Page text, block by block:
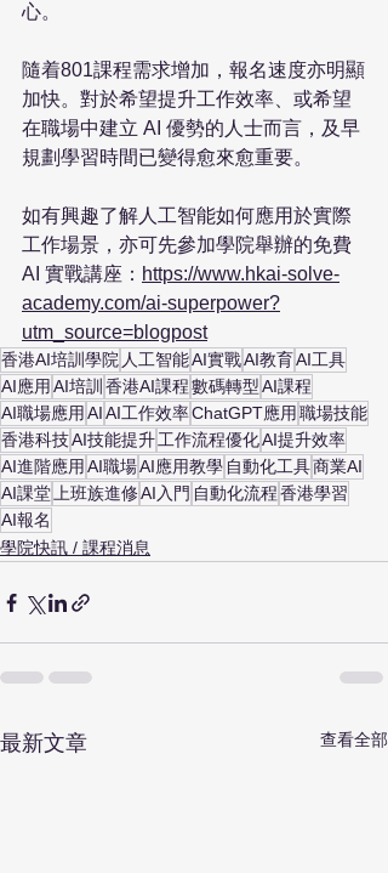
心。
隨着801課程需求增加，報名速度亦明顯
加快。對於希望提升工作效率、或希望
在職場中建立 AI 優勢的人士而言，及早
規劃學習時間已變得愈來愈重要。
如有興趣了解人工智能如何應用於實際
工作場景，亦可先參加學院舉辦的免費
AI 實戰講座： https://www.hkai-solve-
academy.com/ai-superpower?
utm_source=blogpost
香港AI培訓學院 人工智能AI實戰AI教育AI工具
AI應用 AI培訓 香港AI課程數碼轉型AI課程
AI職場應用 AIAI工作效率ChatGPT應用 職場技能
香港科技AI技能提升工作流程優化AI提升效率
AI進階應用 AI職場AI應用教學 自動化工具商業AI
AI課堂上班族進修AI入門 自動化流程香港學習
AI報名
學院快訊 / 課程消息
最新文章 查看全部